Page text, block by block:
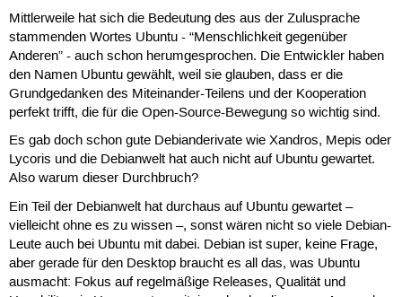
Mittlerweile hat sich die Bedeutung des aus der Zulusprache
stammenden Wortes Ubuntu - “Menschlichkeit gegenüber
Anderen” - auch schon herumgesprochen. Die Entwickler haben
den Namen Ubuntu gewählt, weil sie glauben, dass er die
Grundgedanken des Miteinander-Teilens und der Kooperation
perfekt trifft, die für die Open-Source-Bewegung so wichtig sind.
Es gab doch schon gute Debianderivate wie Xandros, Mepis oder
Lycoris und die Debianwelt hat auch nicht auf Ubuntu gewartet.
Also warum dieser Durchbruch?
Ein Teil der Debianwelt hat durchaus auf Ubuntu gewartet –
vielleicht ohne es zu wissen –, sonst wären nicht so viele Debian-
Leute auch bei Ubuntu mit dabei. Debian ist super, keine Frage,
aber gerade für den Desktop braucht es all das, was Ubuntu
ausmacht: Fokus auf regelmäßige Releases, Qualität und